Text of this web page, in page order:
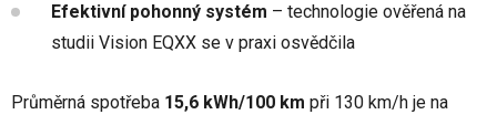
Efektivní pohonný systém – technologie ověřená na
studii Vision EQXX se v praxi osvědčila
Průměrná spotřeba 15,6 kWh/100 km při 130 km/h je na